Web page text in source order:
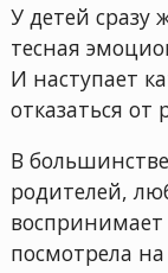
У детей сразу
тесная
И наступает
отказаться от
В
родителей,
посмотрела